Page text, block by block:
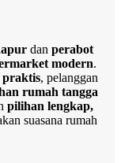
dan perabot
modern.
praktis, pelanggan
rumah tangga
pilihan lengkap,
suasana rumah